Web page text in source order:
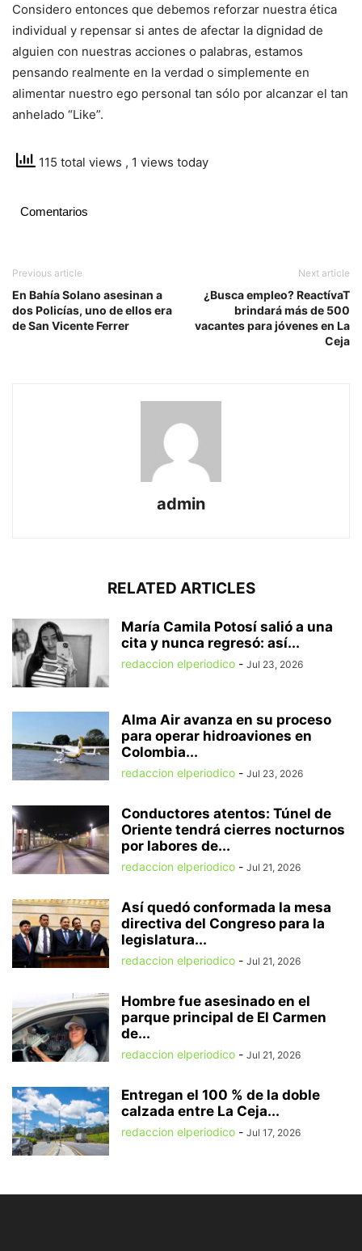
Considero entonces que debemos reforzar nuestra ética
individual y repensar si antes de afectar la dignidad de
alguien con nuestras acciones o palabras, estamos
pensando realmente en la verdad o simplemente en
alimentar nuestro ego personal tan sólo por alcanzar el tan
anhelado “Like”.
115 total views , 1 views today
Comentarios
Previous article
En Bahía Solano asesinan a
dos Policías, uno de ellos era
de San Vicente Ferrer
Next article
¿Busca empleo? ReactívaT
brindará más de 500
vacantes para jóvenes en La
Ceja
admin
RELATED ARTICLES
María Camila Potosí salió a una
cita y nunca regresó: así...
redaccion elperiodico - Jul 23, 2026
Alma Air avanza en su proceso
para operar hidroaviones en
Colombia...
redaccion elperiodico - Jul 23, 2026
Conductores atentos: Túnel de
Oriente tendrá cierres nocturnos
por labores de...
redaccion elperiodico - Jul 21, 2026
Así quedó conformada la mesa
directiva del Congreso para la
legislatura...
redaccion elperiodico - Jul 21, 2026
Hombre fue asesinado en el
parque principal de El Carmen
de...
redaccion elperiodico - Jul 21, 2026
Entregan el 100 % de la doble
calzada entre La Ceja...
redaccion elperiodico - Jul 17, 2026